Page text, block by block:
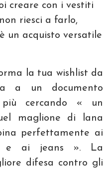
creare con i vestiti
riesci a farlo,
un acquisto versatile
la tua wishlist da
a un documento
cercando « un
maglione di lana
perfettamente ai
e ai jeans ». La
difesa contro gli